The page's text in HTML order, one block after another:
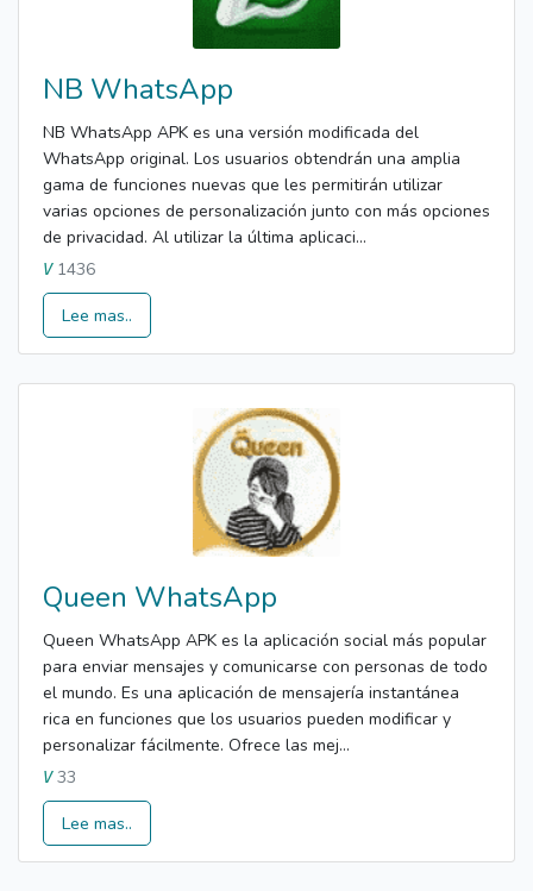
NB WhatsApp
NB WhatsApp APK es una versión modificada del
WhatsApp original. Los usuarios obtendrán una amplia
gama de funciones nuevas que les permitirán utilizar
varias opciones de personalización junto con más opciones
de privacidad. Al utilizar la última aplicaci...
V1436
Lee mas..
Queen WhatsApp
Queen WhatsApp APK es la aplicación social más popular
para enviar mensajes y comunicarse con personas de todo
el mundo. Es una aplicación de mensajería instantánea
rica en funciones que los usuarios pueden modificar y
personalizar fácilmente. Ofrece las mej...
V33
Lee mas..